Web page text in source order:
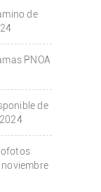
de
PNOA
de
noviembre